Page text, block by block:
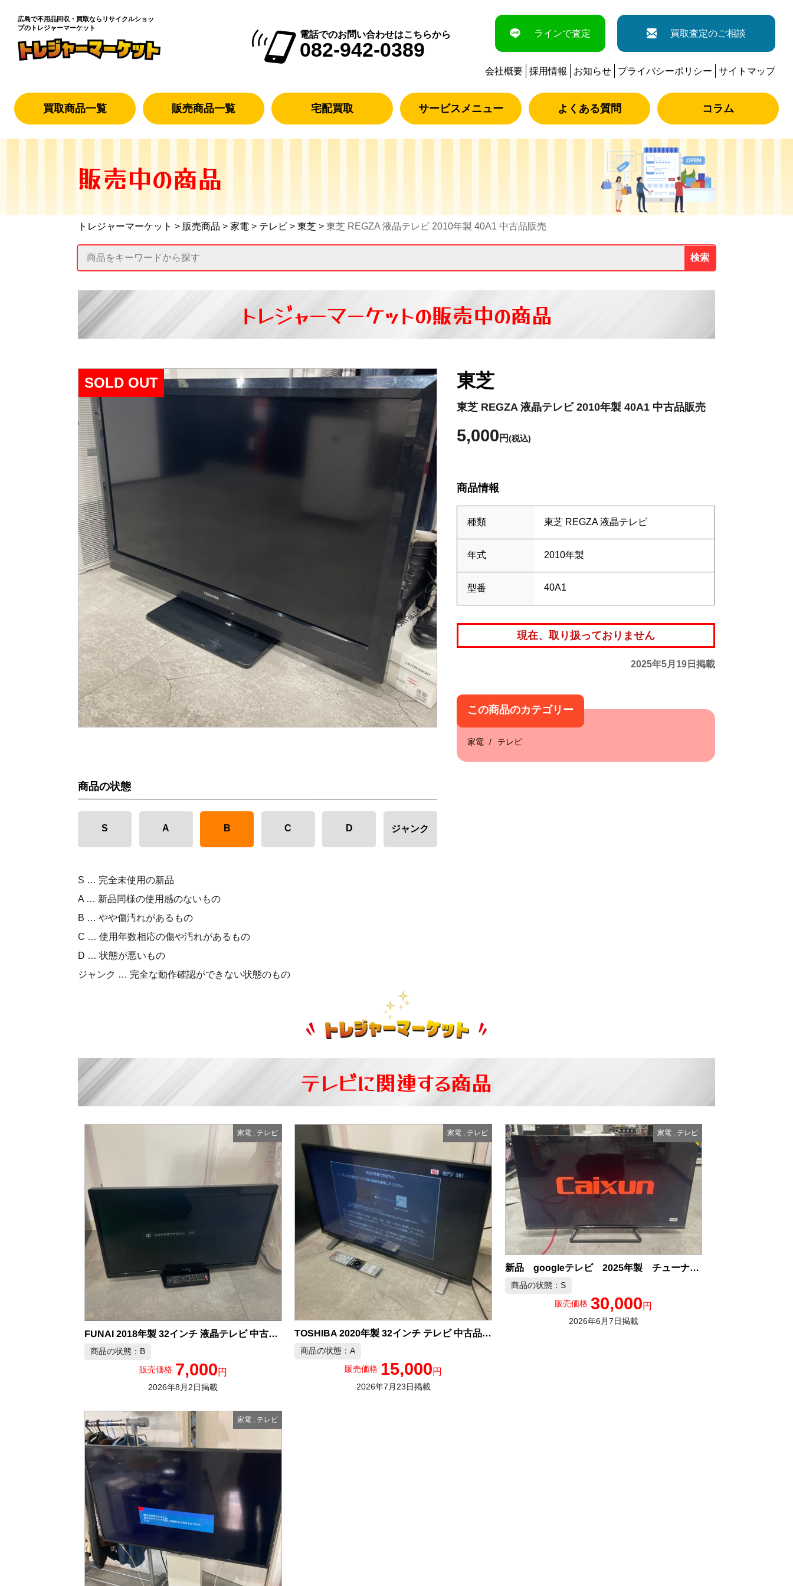
広島で不用品回収・買取なら リサイクルショッ
プのトレジャーマーケット
電話でのお問い合わせはこちらから
082-942-0389
ラインで査定 買取査定のご相談
会社概要 採用情報 お知らせ プライバシーポリシー サイトマップ
買取商品一覧 販売商品一覧 宅配買取 サービスメニュー よくある質問 コラム
販売中の商品
トレジャーマーケット > 販売商品 > 家電 > テレビ > 東芝 > 東芝 REGZA 液晶テレビ 2010年製 40A1 中古品販売
検索
トレジャーマーケットの販売中の商品
東芝
東芝 REGZA 液晶テレビ 2010年製 40A1 中古品販売
5,000 円(税込)
商品情報
種類 東芝 REGZA 液晶テレビ
年式 2010年製
型番 40A1
現在、取り扱っておりません
2025年5月19日掲載
この商品のカテゴリー
家電 テレビ
SOLD OUT
商品の状態
S A B C D ジャンク
S … 完全未使用の新品
A … 新品同様の使用感のないもの
B … やや傷汚れがあるもの
C … 使用年数相応の傷や汚れがあるもの
D … 状態が悪いもの
ジャンク … 完全な動作確認ができない状態のもの
テレビに関連する商品
家電, テレビ
FUNAI 2018年製 32インチ 液晶テレビ 中古品販売
商品の状態：B
販売価格 7,000円
2026年8月2日掲載
家電, テレビ
TOSHIBA 2020年製 32インチ テレビ 中古品販売
商品の状態：A
販売価格 15,000円
2026年7月23日掲載
家電 , テレビ
新品 googleテレビ 2025年製 チューナーレス スマートテレビ 中古品販売
商品の状態：S
販売価格 30,000円
2026年6月7日掲載
家電, テレビ